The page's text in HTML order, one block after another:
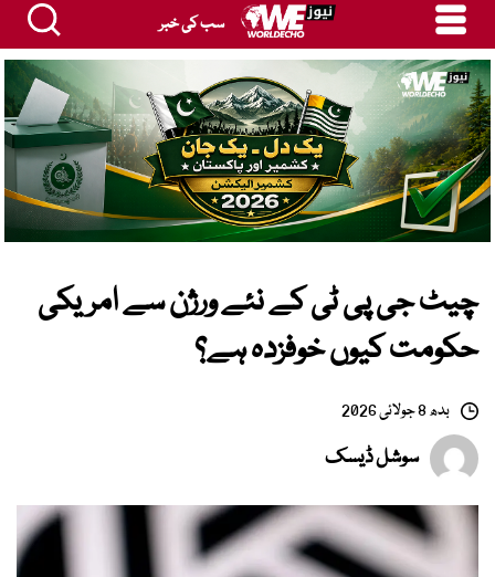
سب کی خبر
چیٹ جی پی ٹی کے نئے ورژن سے امریکی
حکومت کیوں خوفزدہ ہے؟
بدھ 8 جولائی 2026
سوشل ڈیسک